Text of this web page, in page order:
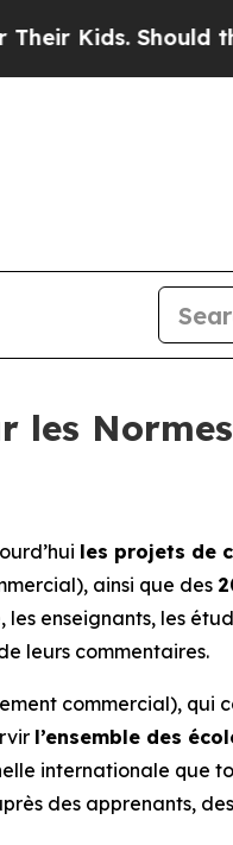
Should the US?
les
les projets de
ainsi que des
enseignants, les
leurs commentaires.
commercial), qui
l’ensemble des
internationale que
des apprenants,